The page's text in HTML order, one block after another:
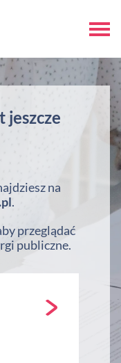
jeszcze
na
.
przeglądać
publiczne.